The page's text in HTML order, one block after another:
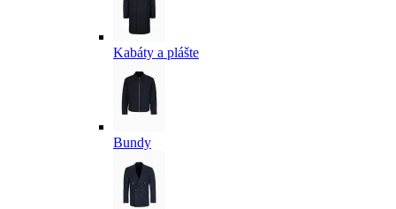
Kabáty a plášte
Bundy